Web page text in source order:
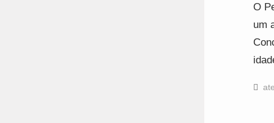
O
um